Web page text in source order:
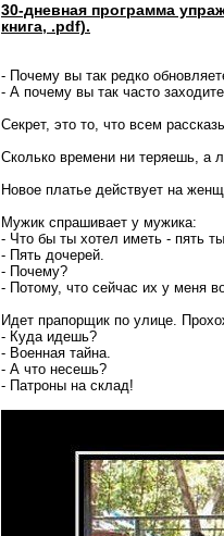
30-дневная программа
книга, .pdf).
- Почему вы так редко
- А почему вы так часто
Секрет, это то, что всем
Сколько времени ни теряешь, а
Новое платье действует на
Мужик спрашивает у мужика:
- Что бы ты хотел иметь - пять
- Пять дочерей.
- Почему?
- Потому, что сейчас их у меня
Идет прапорщик по улице.
- Куда идешь?
- Военная тайна.
- А что несешь?
- Патроны на склад!